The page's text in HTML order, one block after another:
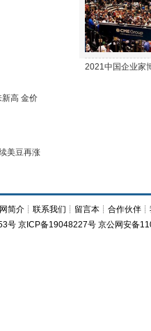
新高 金价
美豆再涨
2021中国企业家
简介 ┊联系我们 ┊ 留言本 ┊合作伙伴 ┊
号 京ICP备19048227号 京公网安备